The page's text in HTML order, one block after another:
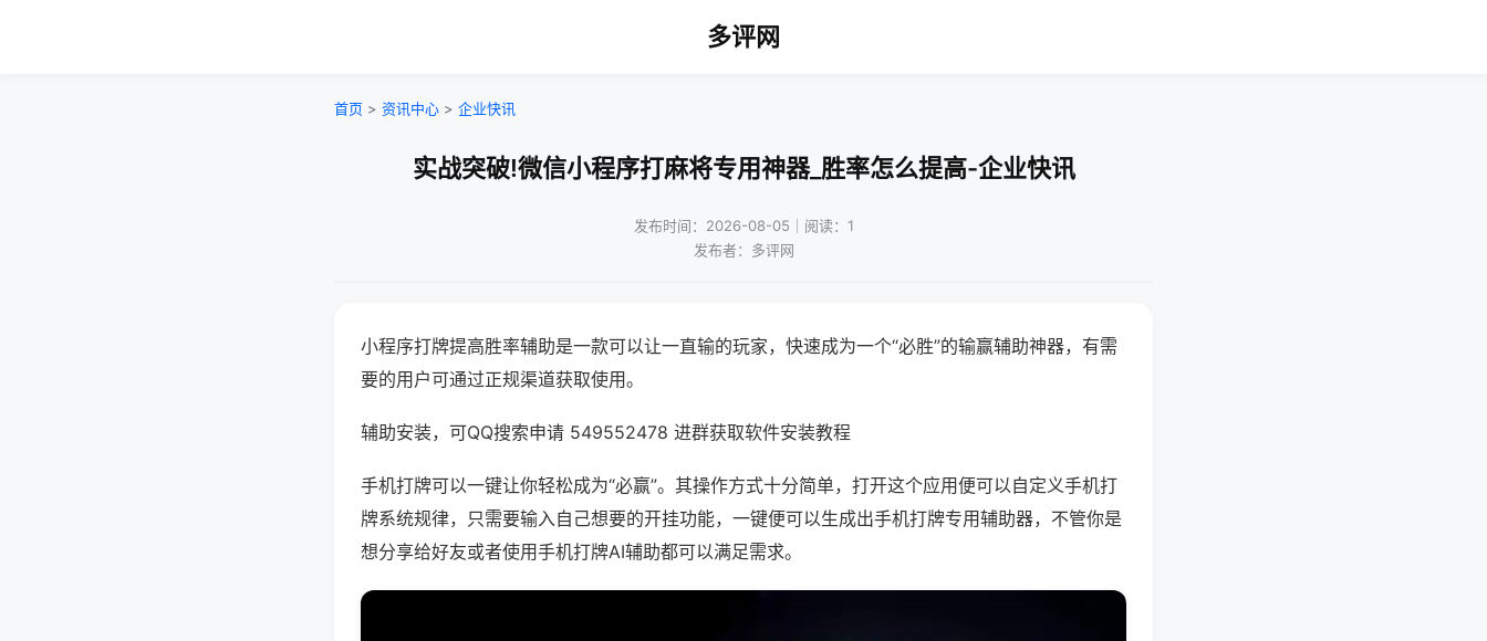
多评网
首页 > 资讯中心 > 企业快讯
实战突破!微信小程序打麻将专用神器_胜率怎么提高-企业快讯
发布时间：2026-08-05｜阅读：1
发布者：多评网
小程序打牌提高胜率辅助是一款可以让一直输的玩家，快速成为一个“必胜”的输赢辅助神器，有需
要的用户可通过正规渠道获取使用。
辅助安装，可QQ搜索申请 549552478 进群获取软件安装教程
手机打牌可以一键让你轻松成为“必赢”。其操作方式十分简单，打开这个应用便可以自定义手机打
牌系统规律，只需要输入自己想要的开挂功能，一键便可以生成出手机打牌专用辅助器，不管你是
想分享给好友或者使用手机打牌AI辅助都可以满足需求。